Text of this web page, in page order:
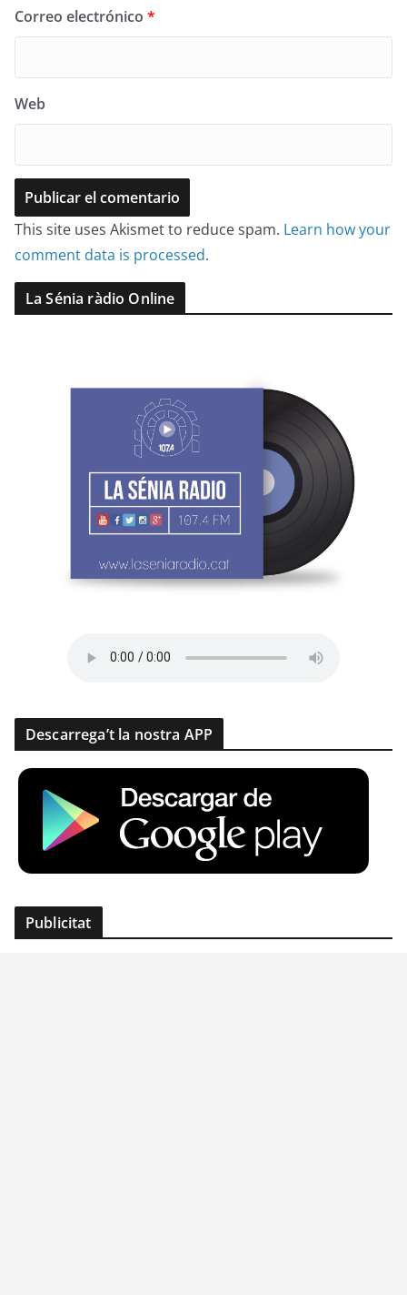
Correo electrónico *
Web
This site uses Akismet to reduce spam. Learn how your
comment data is processed.
La Sénia ràdio Online
Descarrega’t la nostra APP
Publicitat